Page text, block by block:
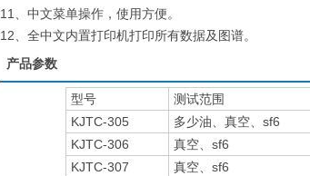
11、中文菜单操作，使用方便。
12、全中文内置打印机打印所有数据及图谱。
产品参数
型号 测试范围
KJTC-305
多少油、真空、sf6
KJTC-306
真空、sf6
KJTC-307
真空、sf6